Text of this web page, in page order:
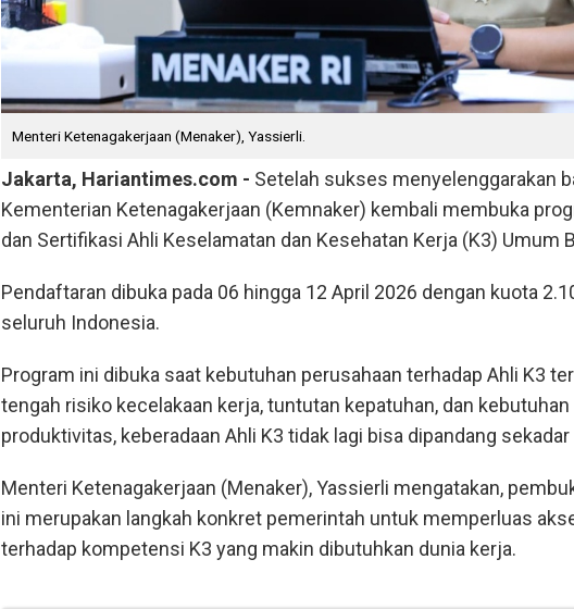
Menteri Ketenagakerjaan (Menaker), Yassierli.
Jakarta, Hariantimes.com - Setelah sukses menyelenggarakan
Kementerian Ketenagakerjaan (Kemnaker) kembali membuka
dan Sertifikasi Ahli Keselamatan dan Kesehatan Kerja (K3) Umum
Pendaftaran dibuka pada 06 hingga 12 April 2026 dengan kuota
seluruh Indonesia.
Program ini dibuka saat kebutuhan perusahaan terhadap Ahli K3
tengah risiko kecelakaan kerja, tuntutan kepatuhan, dan
produktivitas, keberadaan Ahli K3 tidak lagi bisa dipandang
Menteri Ketenagakerjaan (Menaker), Yassierli mengatakan,
ini merupakan langkah konkret pemerintah untuk memperluas
terhadap kompetensi K3 yang makin dibutuhkan dunia kerja.